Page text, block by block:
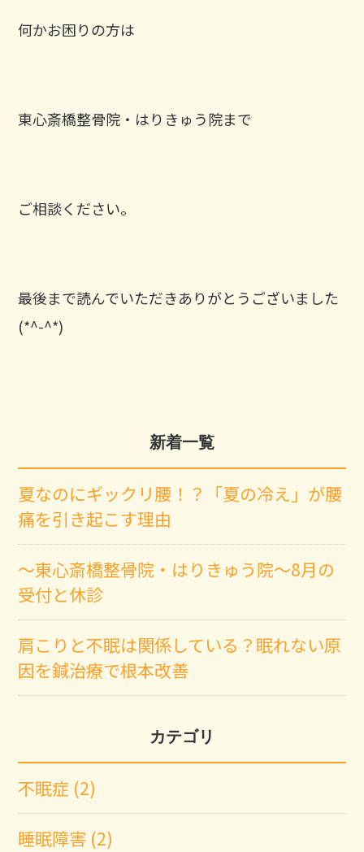
何かお困りの方は
東心斎橋整骨院・はりきゅう院まで
ご相談ください。
最後まで読んでいただきありがとうございました
(*^-^*)
新着一覧
夏なのにギックリ腰！？「夏の冷え」が腰
痛を引き起こす理由
～東心斎橋整骨院・はりきゅう院～8月の
受付と休診
肩こりと不眠は関係している？眠れない原
因を鍼治療で根本改善
カテゴリ
不眠症 (2)
睡眠障害 (2)